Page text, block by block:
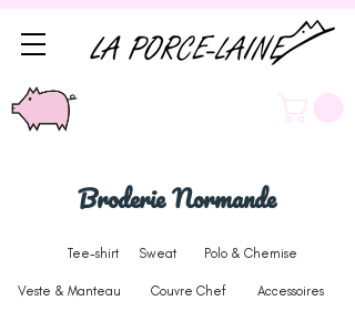
Broderie Normande
Tee-shirt Sweat Polo & Chemise
Veste & Manteau Couvre Chef Accessoires